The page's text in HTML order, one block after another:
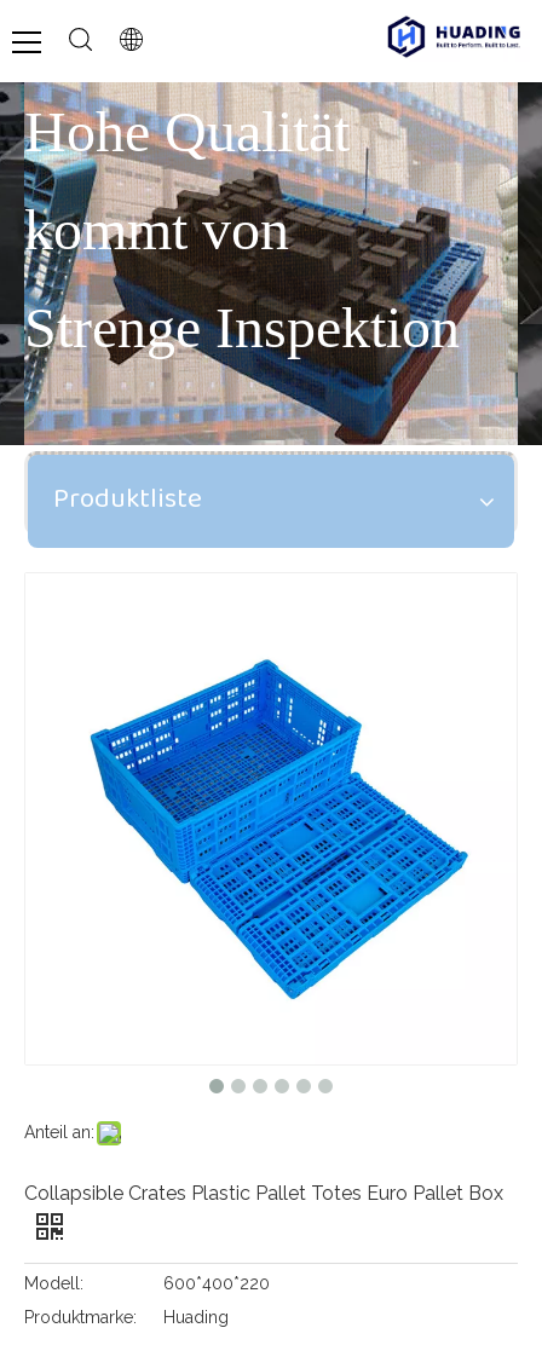
Hohe Qualität
kommt von
Strenge Inspektion
Produktliste
Anteil an:
Collapsible Crates Plastic Pallet Totes Euro Pallet Box
Modell:
600*400*220
Produktmarke:
Huading